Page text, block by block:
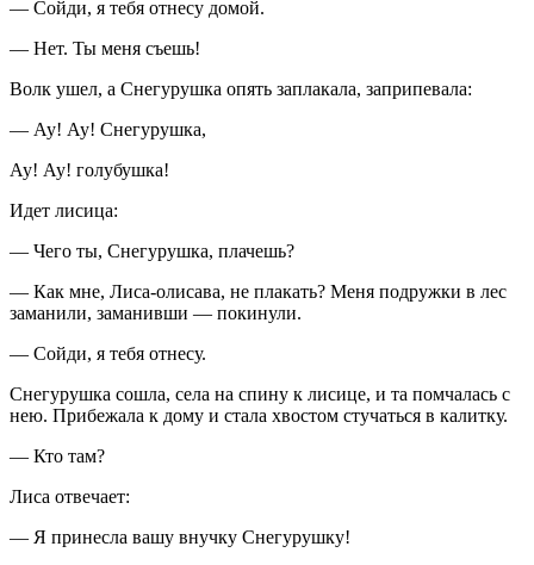
— Сойди, я тебя отнесу домой.
— Нет. Ты меня съешь!
Волк ушел, а Снегурушка опять заплакала, заприпевала:
— Ау! Ау! Снегурушка,
Ау! Ау! голубушка!
Идет лисица:
— Чего ты, Снегурушка, плачешь?
— Как мне, Лиса-олисава, не плакать? Меня подружки в лес
заманили, заманивши — покинули.
— Сойди, я тебя отнесу.
Снегурушка сошла, села на спину к лисице, и та помчалась с
нею. Прибежала к дому и стала хвостом стучаться в калитку.
— Кто там?
Лиса отвечает:
— Я принесла вашу внучку Снегурушку!